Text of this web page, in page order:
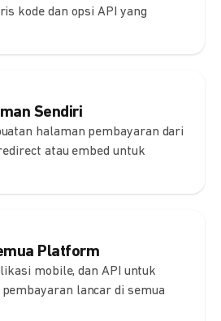
kode dan opsi API yang
Sendiri
halaman pembayaran dari
atau embed untuk
Platform
mobile, dan API untuk
lancar di semua